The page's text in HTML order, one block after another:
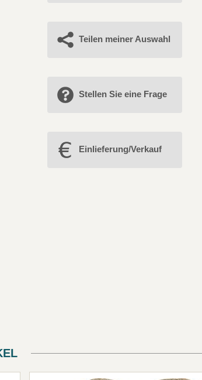
Teilen meiner Auswahl
Stellen Sie eine Frage
Einlieferung/Verkauf